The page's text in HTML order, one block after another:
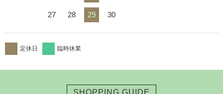
27 28 29 30
定休日 臨時休業